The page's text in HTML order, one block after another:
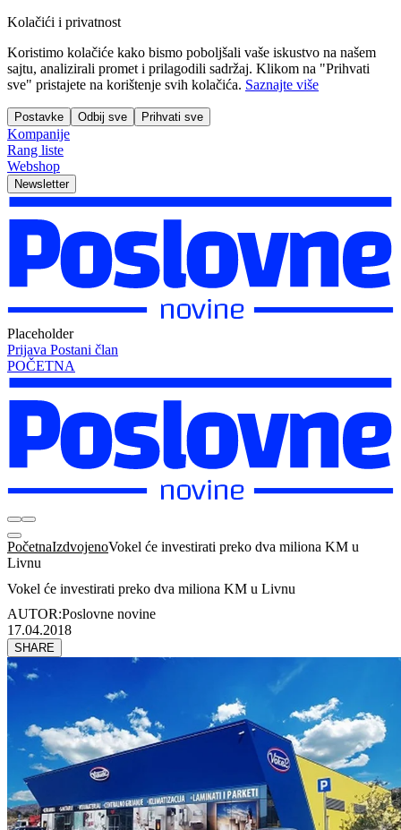
Kolačići i privatnost
Koristimo kolačiće kako bismo poboljšali vaše iskustvo na našem
sajtu, analizirali promet i prilagodili sadržaj. Klikom na "Prihvati
sve" pristajete na korištenje svih kolačića. Saznajte više
Postavke Odbij sve Prihvati sve
Kompanije
Rang liste
Webshop
Newsletter
Placeholder
Prijava Postani član
POČETNA
PočetnaIzdvojenoVokel će investirati preko dva miliona KM u
Livnu
Vokel će investirati preko dva miliona KM u Livnu
AUTOR:Poslovne novine
17.04.2018
SHARE